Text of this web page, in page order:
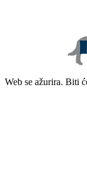
Web se ažurira. Biti